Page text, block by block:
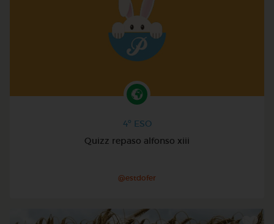
4º ESO
Quizz repaso alfonso xiii
@estdofer